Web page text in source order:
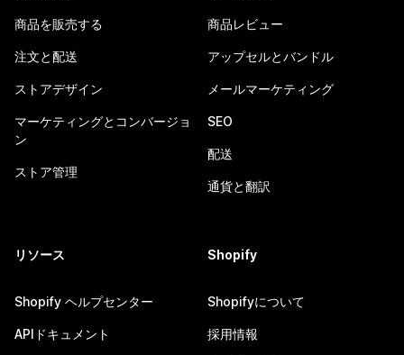
商品を販売する
注文と配送
ストアデザイン
マーケティングとコンバージョ
ン
ストア管理
商品レビュー
アップセルとバンドル
メールマーケティング
SEO
配送
通貨と翻訳
リソース
Shopify ヘルプセンター
APIドキュメント
Shopify
Shopifyについて
採用情報